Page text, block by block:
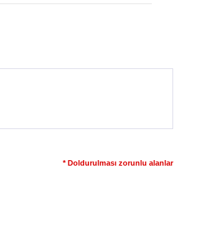
* Doldurulması zorunlu alanlar